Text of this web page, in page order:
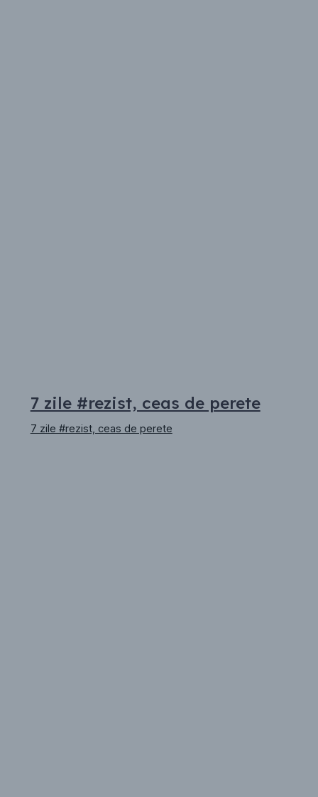
7 zile #rezist, ceas de perete
7 zile #rezist, ceas de perete